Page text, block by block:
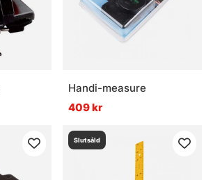
Handi-measure
409 kr
Slutsåld